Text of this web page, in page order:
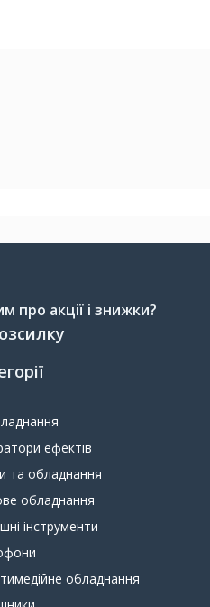
про акції і знижки?
ефектів
та обладнання
обладнання
інструменти
обладнання